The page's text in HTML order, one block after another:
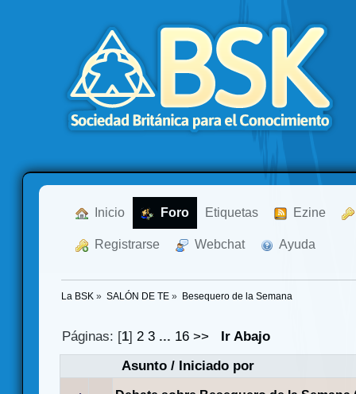
Inicio Foro Etiquetas Ezine
Registrarse Webchat Ayuda
La BSK » SALÓN DE TE » Besequero de la Semana
Páginas: [1]2 3 ... 16 >>
Ir Abajo
Asunto/ Iniciado por